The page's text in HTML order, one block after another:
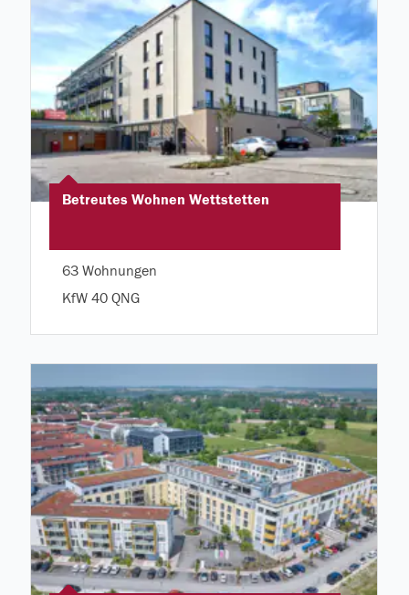
Betreutes Wohnen Wettstetten
63 Wohnungen
KfW 40 QNG